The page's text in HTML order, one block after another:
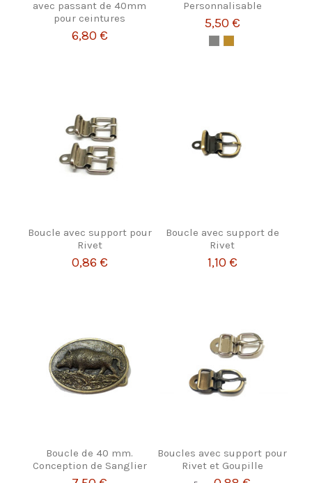
avec passant de 40mm
pour ceintures
6,80 €
Personnalisable
5,50 €
Boucle avec support pour
Rivet
0,86 €
Boucle avec support de
Rivet
1,10 €
Boucle de 40 mm.
Conception de Sanglier
Boucles avec support pour
Rivet et Goupille